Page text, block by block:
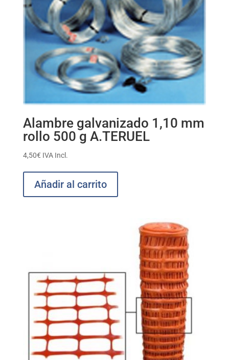
Alambre galvanizado 1,10 mm
rollo 500 g A.TERUEL
4,50€ IVA Incl.
Añadir al carrito